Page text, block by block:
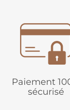
Paiement
sécurisé